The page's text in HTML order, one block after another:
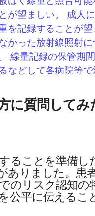
が望ましい。 成人
を記録することが
かった放射線照射
線量記録の保管期
などして各病院等
に質問してみ
ることを準備し
ありました。患
のリスク認知の
公平に伝えるこ